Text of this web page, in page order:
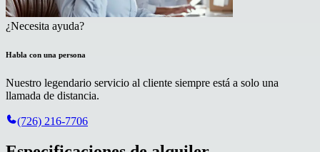
¿Necesita ayuda?
Habla con una persona
Nuestro legendario servicio al cliente siempre está a solo una
llamada de distancia.
(726) 216-7706